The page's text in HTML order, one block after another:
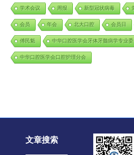
学术会议 周报 新型冠状病毒
会员 年会 北大口腔 会员日
傅民魁 中华口腔医学会牙体牙髓病学专业
中华口腔医学会口腔护理分会
文章搜索